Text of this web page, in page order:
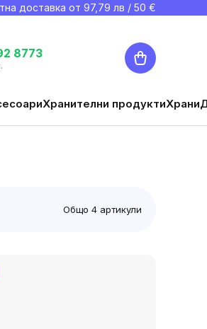
доставка от 97,79 лв / 50 €
8773 Количка
Хранителни продуктиХрани
Общо 4 артикули